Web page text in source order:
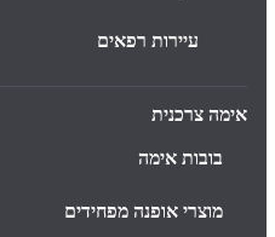
עיירות רפאים
אימה צרכנית
בובות אימה
מוצרי אופנה מפחידים